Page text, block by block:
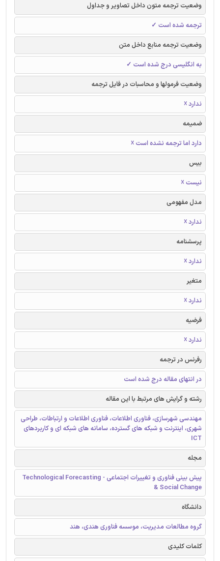
وضعیت ترجمه متون داخل تصاویر و جداول
ترجمه شده است ✓
وضعیت ترجمه منابع داخل متن
به انگلیسی درج شده است ✓
وضعیت فرمولها و محاسبات در فایل ترجمه
ندارد ☓
ضمیمه
دارد اما ترجمه نشده است ☓
بیس
نیست ☓
مدل مفهومی
ندارد ☓
پرسشنامه
ندارد ☓
متغیر
ندارد ☓
فرضیه
ندارد ☓
رفرنس در ترجمه
در انتهای مقاله درج شده است
رشته و گرایش های مرتبط با این مقاله
مهندسی شهرسازی، فناوری اطلاعات، فناوری اطلاعات و ارتباطات، طراحی
شهری، اینترنت و شبکه های گسترده، سامانه های شبکه ای و کاربردهای
ICT
مجله
پیش بینی فناوری و تغییرات اجتماعی - Technological Forecasting
& Social Change
دانشگاه
گروه مطالعات مدیریت، موسسه فناوری هندی، هند
کلمات کلیدی